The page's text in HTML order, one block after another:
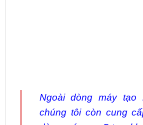
Ngoài dòng máy tạo
chúng tôi còn cung